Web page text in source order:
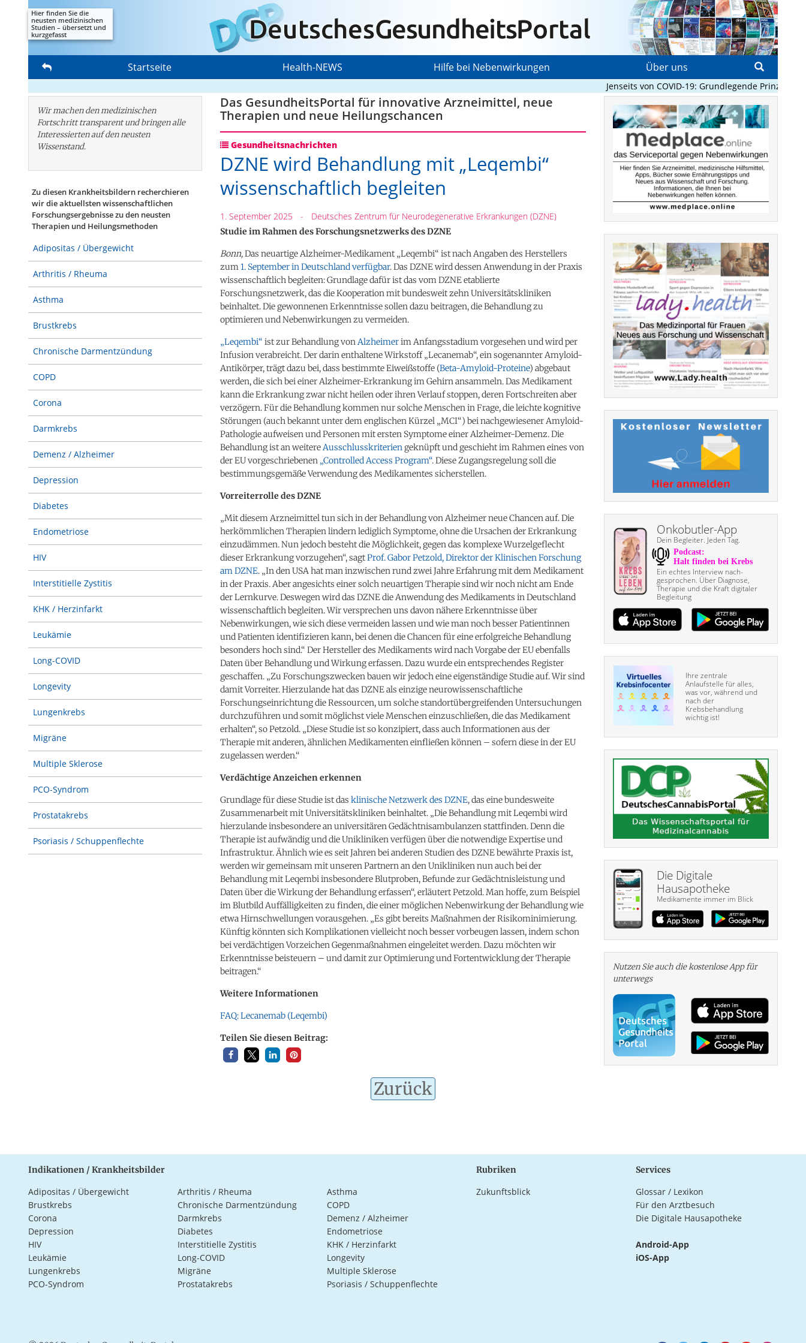
Hier finden Sie die
neusten medizinischen
Studien – übersetzt und
kurzgefasst
Startseite Health-NEWS Hilfe bei Nebenwirkungen Über uns
Jenseits von COVID-19: Grundlegende Prinzipien,
Wir machen den medizinischen
Fortschritt transparent und bringen alle
Interessierten auf den neusten
Wissenstand.
Zu diesen Krankheitsbildern recherchieren
wir die aktuellsten wissenschaftlichen
Forschungs­ergebnisse zu den neusten
Therapien und Heilungsmethoden
Adipositas / Übergewicht
Arthritis / Rheuma
Asthma
Brustkrebs
Chronische Darmentzündung
COPD
Corona
Darmkrebs
Demenz / Alzheimer
Depression
Diabetes
Endometriose
HIV
Interstitielle Zystitis
KHK / Herzinfarkt
Leukämie
Long-COVID
Longevity
Lungenkrebs
Migräne
Multiple Sklerose
PCO-Syndrom
Prostatakrebs
Psoriasis / Schuppenflechte
Das GesundheitsPortal für innovative Arzneimittel, neue
Therapien und neue Heilungschancen
Gesundheitsnachrichten
DZNE wird Behandlung mit „Leqembi“
wissenschaftlich begleiten
1. September 2025 - Deutsches Zentrum für Neurodegenerative Erkrankungen (DZNE)
Studie im Rahmen des Forschungsnetzwerks des DZNE
Bonn,Das neuartige Alzheimer-Medikament „Leqembi“ ist nach Angaben des Herstellers
zum 1. September in Deutschland verfügbar. Das DZNE wird dessen Anwendung in der Praxis
wissenschaftlich begleiten: Grundlage dafür ist das vom DZNE etablierte
Forschungsnetzwerk, das die Kooperation mit bundesweit zehn Universitätskliniken
beinhaltet. Die gewonnenen Erkenntnisse sollen dazu beitragen, die Behandlung zu
optimieren und Nebenwirkungen zu vermeiden.
„Leqembi“ ist zur Behandlung von Alzheimerim Anfangsstadium vorgesehen und wird per
Infusion verabreicht. Der darin enthaltene Wirkstoff „Lecanemab“, ein sogenannter Amyloid-
Antikörper, trägt dazu bei, dass bestimmte Eiweißstoffe (Beta-Amyloid-Proteine) abgebaut
werden, die sich bei einer Alzheimer-Erkrankung im Gehirn ansammeln. Das Medikament
kann die Erkrankung zwar nicht heilen oder ihren Verlauf stoppen, deren Fortschreiten aber
verzögern. Für die Behandlung kommen nur solche Menschen in Frage, die leichte kognitive
Störungen (auch bekannt unter dem englischen Kürzel „MCI“) bei nachgewiesener Amyloid-
Pathologie aufweisen und Personen mit ersten Symptome einer Alzheimer-Demenz. Die
Behandlung ist an weitere Ausschlusskriterien geknüpft und geschieht im Rahmen eines von
der EU vorgeschriebenen „Controlled Access Program“. Diese Zugangsregelung soll die
bestimmungsgemäße Verwendung des Medikamentes sicherstellen.
Vorreiterrolle des DZNE
„Mit diesem Arzneimittel tun sich in der Behandlung von Alzheimer neue Chancen auf. Die
herkömmlichen Therapien lindern lediglich Symptome, ohne die Ursachen der Erkrankung
einzudämmen. Nun jedoch besteht die Möglichkeit, gegen das komplexe Wurzelgeflecht
dieser Erkrankung vorzugehen“, sagtProf. Gabor Petzold, Direktor der Klinischen Forschung
am DZNE. „In den USA hat man inzwischen rund zwei Jahre Erfahrung mit dem Medikament
in der Praxis. Aber angesichts einer solch neuartigen Therapie sind wir noch nicht am Ende
der Lernkurve. Deswegen wird das DZNE die Anwendung des Medikaments in Deutschland
wissenschaftlich begleiten. Wir versprechen uns davon nähere Erkenntnisse über
Nebenwirkungen, wie sich diese vermeiden lassen und wie man noch besser Patientinnen
und Patienten identifizieren kann, bei denen die Chancen für eine erfolgreiche Behandlung
besonders hoch sind.“ Der Hersteller des Medikaments wird nach Vorgabe der EU ebenfalls
Daten über Behandlung und Wirkung erfassen. Dazu wurde ein entsprechendes Register
geschaffen. „Zu Forschungszwecken bauen wir jedoch eine eigenständige Studie auf. Wir sind
damit Vorreiter. Hierzulande hat das DZNE als einzige neurowissenschaftliche
Forschungseinrichtung die Ressourcen, um solche standortübergreifenden Untersuchungen
durchzuführen und somit möglichst viele Menschen einzuschließen, die das Medikament
erhalten“, so Petzold. „Diese Studie ist so konzipiert, dass auch Informationen aus der
Therapie mit anderen, ähnlichen Medikamenten einfließen können – sofern diese in der EU
zugelassen werden.“
Verdächtige Anzeichen erkennen
Grundlage für diese Studie ist das klinische Netzwerk des DZNE, das eine bundesweite
Zusammenarbeit mit Universitätskliniken beinhaltet. „Die Behandlung mit Leqembi wird
hierzulande insbesondere an universitären Gedächtnisambulanzen stattfinden. Denn die
Therapie ist aufwändig und die Unikliniken verfügen über die notwendige Expertise und
Infrastruktur. Ähnlich wie es seit Jahren bei anderen Studien des DZNE bewährte Praxis ist,
werden wir gemeinsam mit unseren Partnern an den Unikliniken nun auch bei der
Behandlung mit Leqembi insbesondere Blutproben, Befunde zur Gedächtnisleistung und
Daten über die Wirkung der Behandlung erfassen“, erläutert Petzold. Man hoffe, zum Beispiel
im Blutbild Auffälligkeiten zu finden, die einer möglichen Nebenwirkung der Behandlung wie
etwa Hirnschwellungen vorausgehen. „Es gibt bereits Maßnahmen der Risikominimierung.
Künftig könnten sich Komplikationen vielleicht noch besser vorbeugen lassen, indem schon
bei verdächtigen Vorzeichen Gegenmaßnahmen eingeleitet werden. Dazu möchten wir
Erkenntnisse beisteuern – und damit zur Optimierung und Fortentwicklung der Therapie
beitragen.“
Weitere Informationen
FAQ: Lecanemab (Leqembi)
Teilen Sie diesen Beitrag:
Zurück
Onkobutler-App
Dein Begleiter. Jeden Tag.
Ein echtes Interview nach­
gesprochen. Über Diagnose,
Therapie und die Kraft digitaler
Begleitung
Ihre zentrale
Anlaufstelle für alles,
was vor, während und
nach der
Krebsbehandlung
wichtig ist!
Die Digitale
Hausapotheke
Medikamente immer im Blick
Nutzen Sie auch die kosten­lose App für
unterwegs
Indikationen / Krankheitsbilder
Adipositas / Übergewicht Arthritis / Rheuma
Asthma
Brustkrebs
Chronische Darmentzündung
COPD
Corona
Darmkrebs
Demenz / Alzheimer
Depression
Diabetes
Endometriose
HIV
Interstitielle Zystitis
KHK / Herzinfarkt
Leukämie
Long-COVID
Longevity
Lungenkrebs
Migräne
Multiple Sklerose
PCO-Syndrom
Prostatakrebs Psoriasis / Schuppenflechte
Rubriken
Zukunftsblick
Services
Glossar / Lexikon
Für den Arztbesuch
Die Digitale Hausapotheke
Android-App
iOS-App